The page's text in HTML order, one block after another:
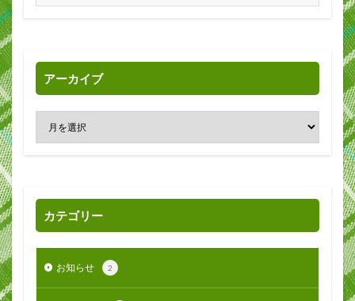
アーカイブ
カテゴリー
お知らせ 2